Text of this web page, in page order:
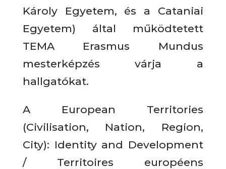
Károly Egyetem, és a Cataniai
Egyetem) által működtetett
TEMA Erasmus Mundus
mesterképzés várja a
hallgatókat.
A European Territories
(Civilisation, Nation, Region,
City): Identity and Development
/ Territoires européens